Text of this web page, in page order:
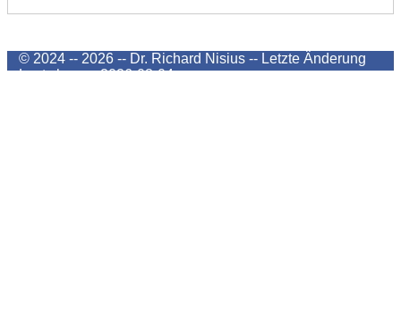
© 2024 -- 2026 -- Dr. Richard Nisius -- Letzte Änderung
Last change2026-08-04